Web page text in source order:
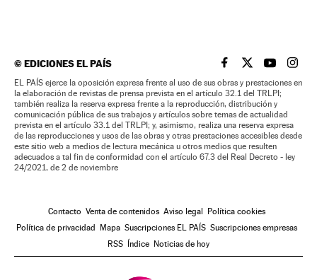
©EDICIONES EL PAÍS EL PAÍS BRASIL EN
EL PAÍSEL PAÍS
EL
EL PAÍS ejerce la oposición expresa frente al uso de sus obras y prestaciones en
la elaboración de revistas de prensa prevista en el artículo 32.1 del TRLPI;
también realiza la reserva expresa frente a la reproducción, distribución y
comunicación pública de sus trabajos y artículos sobre temas de actualidad
prevista en el artículo 33.1 del TRLPI; y, asimismo, realiza una reserva expresa
de las reproducciones y usos de las obras y otras prestaciones accesibles desde
este sitio web a medios de lectura mecánica u otros medios que resulten
adecuados a tal fin de conformidad con el artículo 67.3 del Real Decreto - ley
24/2021, de 2 de noviembre
Contacto Venta de contenidos Aviso legal Política cookies
Política de privacidad Mapa Suscripciones EL PAÍS Suscripciones empresas
RSS Índice Noticias de hoy